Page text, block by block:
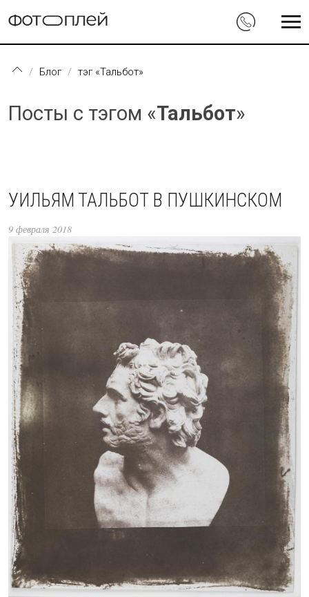
Блог тэг «Тальбот»
Посты с тэгом «Тальбот»
УИЛЬЯМ ТАЛЬБОТ В ПУШКИНСКОМ
9 февраля 2018